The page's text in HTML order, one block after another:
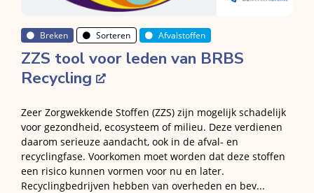
Breken Sorteren Afvalstoffen
ZZS tool voor leden van BRBS
Recycling
Zeer Zorgwekkende Stoffen (ZZS) zijn mogelijk schadelijk
voor gezondheid, ecosysteem of milieu. Deze verdienen
daarom serieuze aandacht, ook in de afval- en
recyclingfase. Voorkomen moet worden dat deze stoffen
een risico kunnen vormen voor nu en later.
Recyclingbedrijven hebben van overheden en bev...